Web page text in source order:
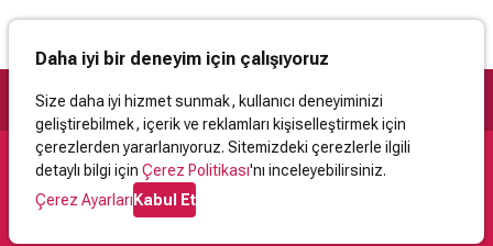
Daha iyi bir deneyim için çalışıyoruz
Size daha iyi hizmet sunmak, kullanıcı deneyiminizi
geliştirebilmek, içerik ve reklamları kişiselleştirmek için
çerezlerden yararlanıyoruz. Sitemizdeki çerezlerle ilgili
detaylı bilgi için Çerez Politikası'nı inceleyebilirsiniz.
Çerez AyarlarıKabul Et
Destek
İletişimYardımKullanıcı Sözleşmesi